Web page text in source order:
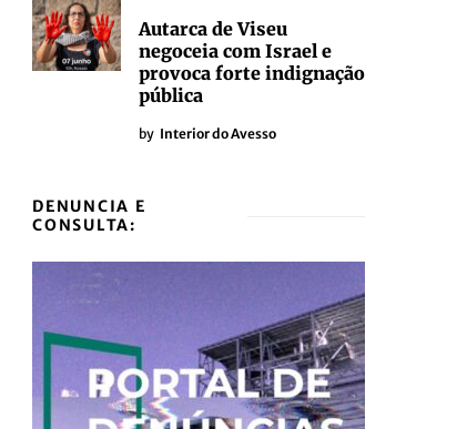
Autarca de Viseu
negoceia com Israel e
provoca forte indignação
pública
by Interior do Avesso
DENUNCIA E
CONSULTA: